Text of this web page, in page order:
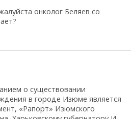
онколог Беляев со
о существовании
в городе Изюме является
«Рапорт» Изюмского